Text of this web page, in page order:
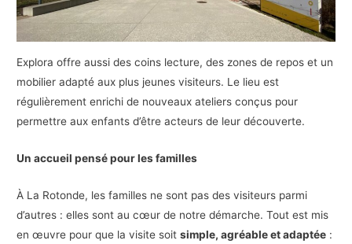
Explora offre aussi des coins lecture, des zones de repos et un
mobilier adapté aux plus jeunes visiteurs. Le lieu est
régulièrement enrichi de nouveaux ateliers conçus pour
permettre aux enfants d’être acteurs de leur découverte.
Un accueil pensé pour les familles
À La Rotonde, les familles ne sont pas des visiteurs parmi
d’autres : elles sont au cœur de notre démarche. Tout est mis
en œuvre pour que la visite soitsimple, agréable et adaptée :